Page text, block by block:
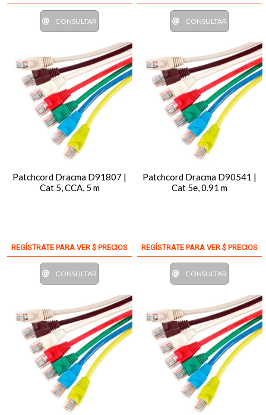
CONSULTAR CONSULTAR
Patchcord Dracma D91807 |
Cat 5, CCA, 5 m
REGÍSTRATE PARA VER $ PRECIOS
CONSULTAR
Patchcord Dracma D90541 |
Cat 5e, 0.91 m
REGÍSTRATE PARA VER $ PRECIOS
CONSULTAR